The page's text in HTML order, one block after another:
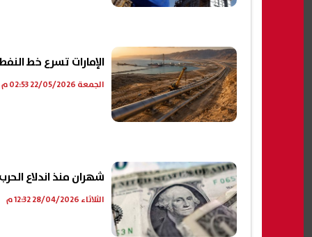
الإمارات تسرع خط
الجمعة 22/05/2026 02:53 م
شهران منذ اندلاع
الثلاثاء 28/04/2026 12:32 م